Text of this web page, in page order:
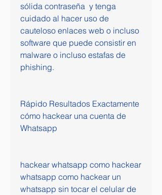
sólida contraseña  y tenga
cuidado al hacer uso de
cauteloso enlaces web o incluso
software que puede consistir en
malware o incluso estafas de
phishing.
Rápido Resultados Exactamente
cómo hackear una cuenta de
Whatsapp
hackear whatsapp como hackear
whatsapp como hackear un
whatsapp sin tocar el celular de